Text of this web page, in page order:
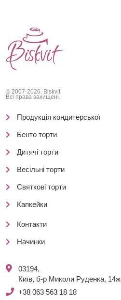
© 2007-2026. Biskvit
Всі права захищені.
Продукція кондитерської
Бенто торти
Дитячі торти
Весільні торти
Святкові торти
Капкейки
Контакти
Начинки
03194,
Київ, б-р Миколи Руденка, 14ж
+38 063 563 18 18